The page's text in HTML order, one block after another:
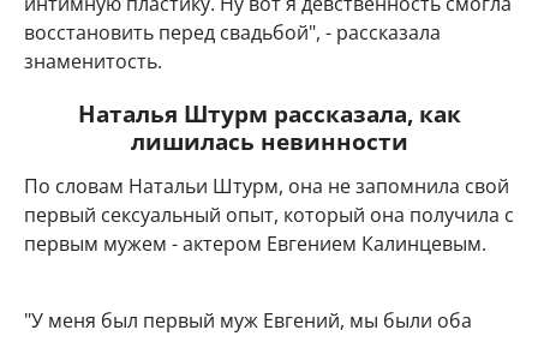
восстановить перед свадьбой", - рассказала
знаменитость.
Наталья Штурм рассказала, как
лишилась невинности
По словам Натальи Штурм, она не запомнила свой
первый сексуальный опыт, который она получила с
первым мужем - актером Евгением Калинцевым.
"У меня был первый муж Евгений, мы были оба